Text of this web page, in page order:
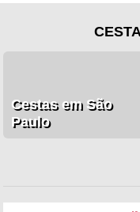
Cestas em São
Paulo